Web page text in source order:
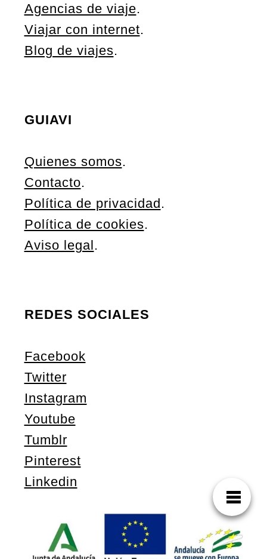
Agencias de viaje.
Viajar con internet.
Blog de viajes.
GUIAVI
Quienes somos.
Contacto.
Política de privacidad.
Política de cookies.
Aviso legal.
REDES SOCIALES
Facebook
Twitter
Instagram
Youtube
Tumblr
Pinterest
Linkedin